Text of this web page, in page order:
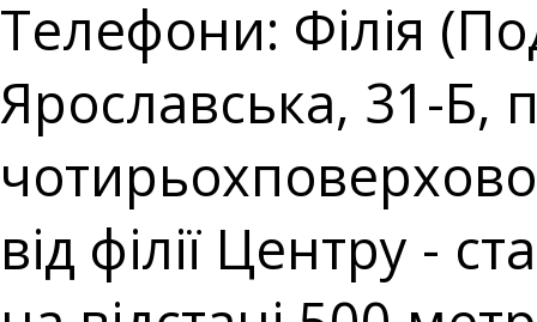
Телефони: Філія
Ярославська, 31-Б,
від філії Центру -